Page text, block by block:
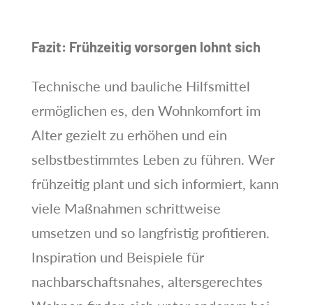
Fazit: Frühzeitig vorsorgen lohnt sich
Technische und bauliche Hilfsmittel
ermöglichen es, den Wohnkomfort im
Alter gezielt zu erhöhen und ein
selbstbestimmtes Leben zu führen. Wer
frühzeitig plant und sich informiert, kann
viele Maßnahmen schrittweise
umsetzen und so langfristig profitieren.
Inspiration und Beispiele für
nachbarschaftsnahes, altersgerechtes